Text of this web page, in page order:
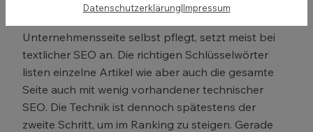
Unternehmensseite selbst pflegt, setzt meist bei
textlicher SEO an. Die richtigen Schlüsselwörter
listen einzelne Artikel wie aber auch die gesamte
Seite auch mit wenig vorhandener technischer
SEO. Die Technik ist dennoch spätestens der
zweite Schritt, um im Ranking zu steigen. Gerade
Datenschutzerklärung|Impressum